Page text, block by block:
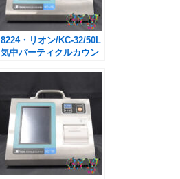
8224・リオン/KC-32/50L
気中パーティクルカウン